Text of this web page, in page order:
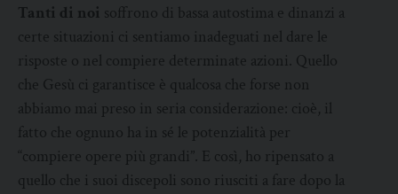
Tanti di noi soffrono di bassa autostima e dinanzi a
certe situazioni ci sentiamo inadeguati nel dare le
risposte o nel compiere determinate azioni. Quello
che Gesù ci garantisce è qualcosa che forse non
abbiamo mai preso in seria considerazione: cioè, il
fatto che ognuno ha in sé le potenzialità per
“compiere opere più grandi”. E così, ho ripensato a
quello che i suoi discepoli sono riusciti a fare dopo la